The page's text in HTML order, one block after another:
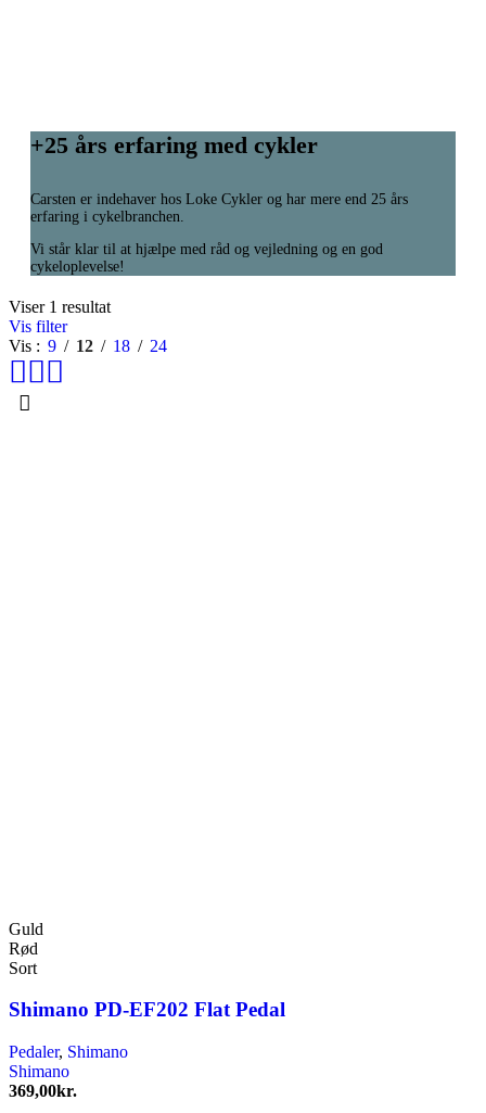
+25 års erfaring med cykler
Carsten er indehaver hos Loke Cykler og har mere end 25 års
erfaring i cykelbranchen.
Vi står klar til at hjælpe med råd og vejledning og en god
cykeloplevelse!
Viser 1 resultat
Vis filter
Vis
9 12 18 24
Guld
Rød
Sort
Shimano PD-EF202 Flat Pedal
Pedaler, Shimano
Shimano
369,00kr.